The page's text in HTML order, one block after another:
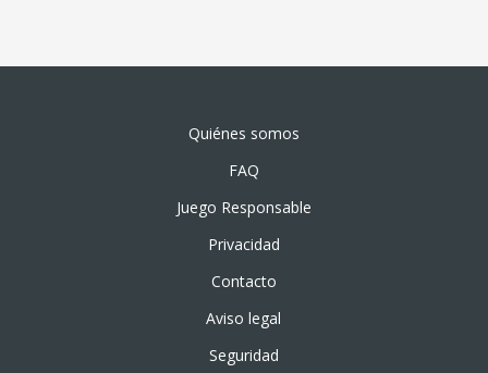
Quiénes somos
FAQ
Juego Responsable
Privacidad
Contacto
Aviso legal
Seguridad